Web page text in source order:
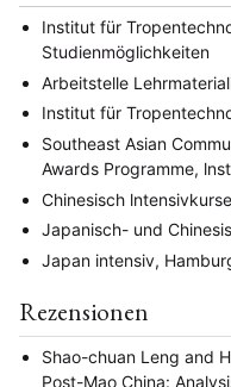
Institut für
Studienmöglichkeiten
Arbeitstelle
Institut für
Southeast Asian
Awards Programme,
Chinesisch
Japanisch- und
Japan intensiv,
Rezensionen
Shao-chuan Leng and
Post-Mao China: